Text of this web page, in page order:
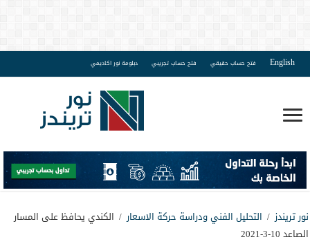
English فتح حساب حقيقي فتح حساب تجريبي دبلومة نور اكاديمي
نور تريندز / التحليل الفني ودراسة حركة الاسعار / الكندي يحافظ على المسار
الصاعد 10-3-2021